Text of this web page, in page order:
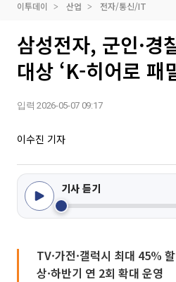
이투데이 산업 전자/통신/IT
삼성전자, 군인·경
대상 ‘K-히어로 패
입력 2026-05-07 09:17
이수진 기자
기사 듣기
TV·가전·갤럭시 최대 45%
상·하반기 연 2회 확대 운영